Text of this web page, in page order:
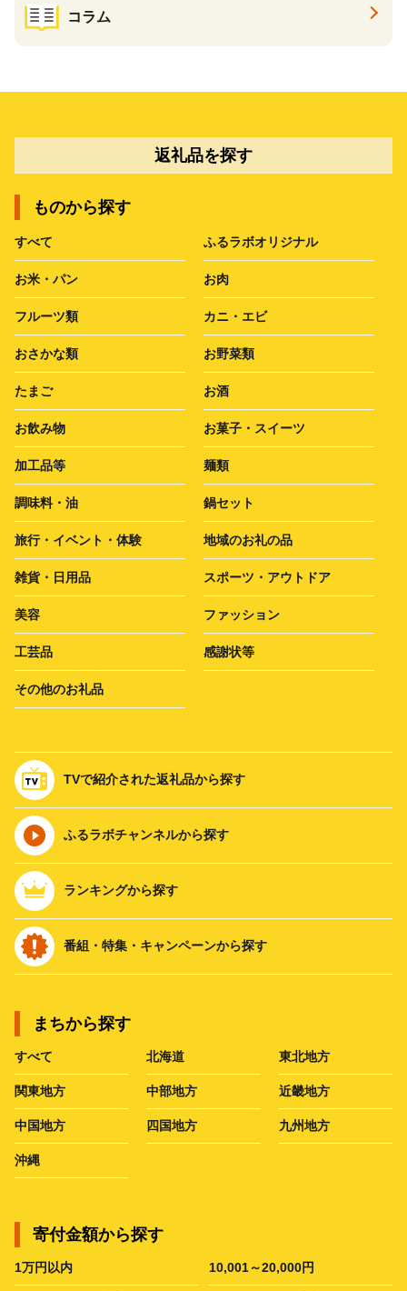
コラム
返礼品を探す
ものから探す
すべて ふるラボオリジナル
お米・パン お肉
フルーツ類 カニ・エビ
おさかな類 お野菜類
たまご お酒
お飲み物 お菓子・スイーツ
加工品等 麺類
調味料・油 鍋セット
旅行・イベント・体験 地域のお礼の品
雑貨・日用品 スポーツ・アウトドア
美容 ファッション
工芸品 感謝状等
その他のお礼品
TVで紹介された返礼品から探す
ふるラボチャンネルから探す
ランキングから探す
番組・特集・キャンペーンから探す
まちから探す
すべて 北海道 東北地方
関東地方 中部地方 近畿地方
中国地方 四国地方 九州地方
沖縄
寄付金額から探す
1万円以内 10,001～20,000円